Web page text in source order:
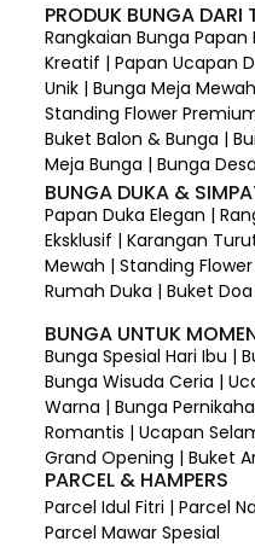
PRODUK BUNGA
Rangkaian Bunga Papan
Kreatif | Papan Ucapan
Unik | Bunga Meja
Standing Flower
Buket Balon & Bunga |
Meja Bunga | Bunga
BUNGA DUKA &
Papan Duka Elegan |
Eksklusif | Karangan
Mewah | Standing
Rumah Duka | Buket
BUNGA UNTUK
Bunga Spesial Hari Ibu |
Bunga Wisuda Ceria |
Warna | Bunga
Romantis | Ucapan
Grand Opening | Buket
PARCEL & HAMPERS
Parcel Idul Fitri | Parcel
Parcel Mawar Spesial